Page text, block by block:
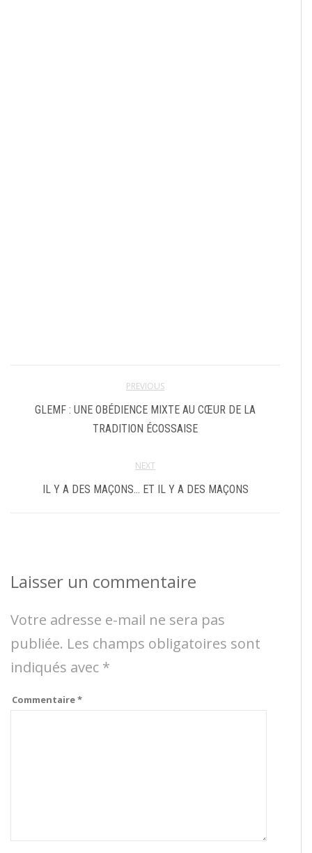
PREVIOUS
GLEMF : UNE OBÉDIENCE MIXTE AU CŒUR DE LA
TRADITION ÉCOSSAISE
NEXT
IL Y A DES MAÇONS… ET IL Y A DES MAÇONS
Laisser un commentaire
Votre adresse e-mail ne sera pas
publiée. Les champs obligatoires sont
indiqués avec *
Commentaire*